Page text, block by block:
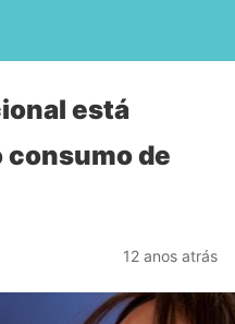
está
consumo de
12 anos atrás